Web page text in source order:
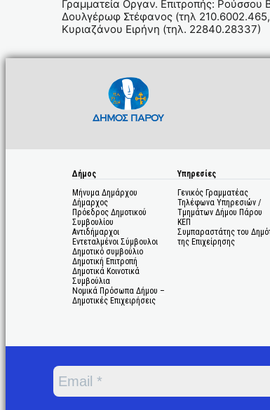
Γραμματεία Οργαν. Επιτροπής:
Δουλγέρωφ Στέφανος (τηλ
Κυριαζάνου Ειρήνη (τηλ. 22840.28337)
Δήμος
Μήνυμα Δημάρχου
Δήμαρχος
Πρόεδρος Δημοτικού
Συμβουλίου
Αντιδήμαρχοι
Εντεταλμένοι Σύμβουλοι
Δημοτικό συμβούλιο
Δημοτική Επιτροπή
Δημοτικά Κοινοτικά
Συμβούλια
Νομικά Πρόσωπα Δήμου –
Δημοτικές Επιχειρήσεις
Υπηρεσίες
Γενικός Γραμματέας
Τηλέφωνα Υπηρεσιών /
Τμημάτων Δήμου Πάρου
ΚΕΠ
Συμπαραστάτης του
της Επιχείρησης